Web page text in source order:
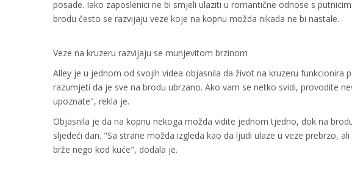
posade. Iako zaposlenici ne bi smjeli ulaziti u romantične odnose s
brodu često se razvijaju veze koje na kopnu možda nikada ne bi nastale.
Veze na kruzeru razvijaju se munjevitom brzinom
Alley je u jednom od svojih videa objasnila da život na kruzeru
razumjeti da je sve na brodu ubrzano. Ako vam se netko svidi, provodite
upoznate", rekla je.
Objasnila je da na kopnu nekoga možda vidite jednom tjedno, dok na
sljedeći dan. "Sa strane možda izgleda kao da ljudi ulaze u veze prebrzo,
brže nego kod kuće", dodala je.